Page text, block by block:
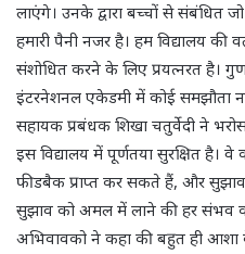
लाएंगे। उनके द्वारा बच्चों से संबंधित
हमारी पैनी नजर है। हम विद्यालय की
संशोधित करने के लिए प्रयत्नरत है।
इंटरनेशनल एकेडमी में कोई समझौता
सहायक प्रबंधक शिखा चतुर्वेदी ने
इस विद्यालय में पूर्णतया सुरक्षित
फीडबैक प्राप्त कर सकते हैं, और
सुझाव को अमल में लाने की हर संभव
अभिवावको ने कहा की बहुत ही